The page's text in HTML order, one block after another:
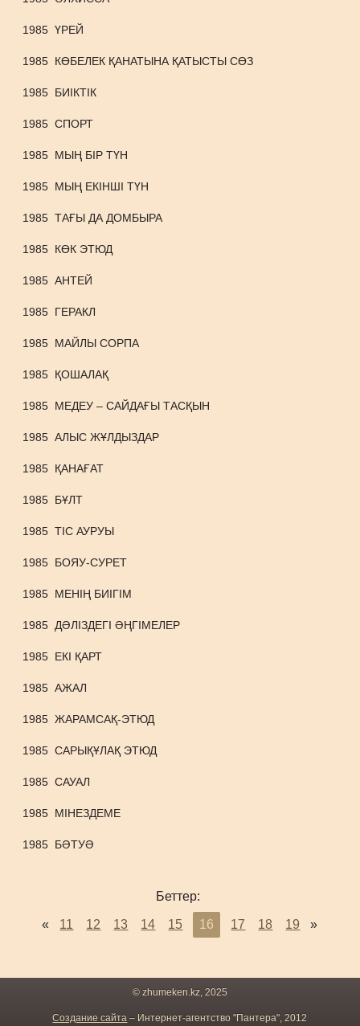
1985 ҮРЕЙ
1985 КӨБЕЛЕК ҚАНАТЫНА ҚАТЫСТЫ СӨЗ
1985 БИІКТІК
1985 СПОРТ
1985 МЫҢ БІР ТҮН
1985 МЫҢ ЕКІНШІ ТҮН
1985 ТАҒЫ ДА ДОМБЫРА
1985 КӨК ЭТЮД
1985 АНТЕЙ
1985 ГЕРАКЛ
1985 МАЙЛЫ СОРПА
1985 ҚОШАЛАҚ
1985 МЕДЕУ – САЙДАҒЫ ТАСҚЫН
1985 АЛЫС ЖҰЛДЫЗДАР
1985 ҚАНАҒАТ
1985 БҰЛТ
1985 ТІС АУРУЫ
1985 БОЯУ-СУРЕТ
1985 МЕНІҢ БИІГІМ
1985 ДӘЛІЗДЕГІ ӘҢГІМЕЛЕР
1985 ЕКІ ҚАРТ
1985 АЖАЛ
1985 ЖАРАМСАҚ-ЭТЮД
1985 САРЫҚҰЛАҚ ЭТЮД
1985 САУАЛ
1985 МІНЕЗДЕМЕ
1985 БӘТУӘ
Беттер:
« 11 12 13 14 15 16 17 18 19 »
© zhumeken.kz, 2025
Создание сайта – Интернет-агентство "Пантера", 2012